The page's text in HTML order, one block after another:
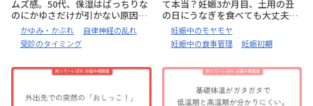
ムズ感。50代、保湿はばっちりな
のにかゆさだけが引かない原因
は？【お悩み相談室】
かゆみ・かぶれ
自律神経の乱れ
受診のタイミング
て本当？妊娠3か月目、土用の丑
の日にうなぎを食べても大丈夫？
【お悩み相談室】
妊娠中のモヤモヤ
妊娠中の食事管理
妊娠初期